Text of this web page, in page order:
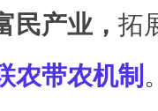
民产业， 拓
农带农机制